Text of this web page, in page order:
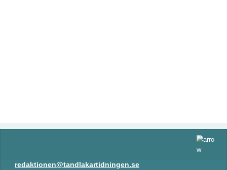
redaktionen@tandlakartidningen.se